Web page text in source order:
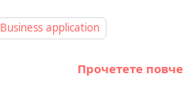
Business application
Прочетете повче